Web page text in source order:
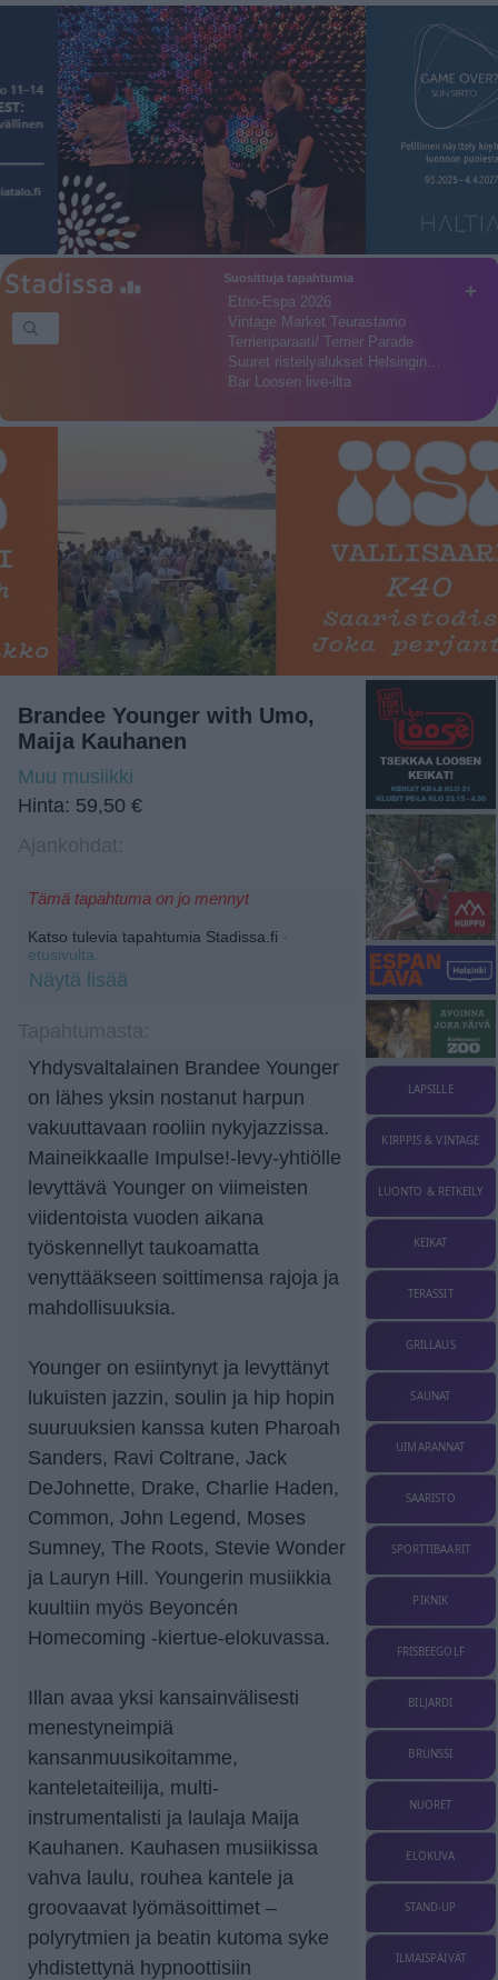
+
Suosittuja tapahtumia
Etno-Espa 2026
Vintage Market Teurastamo
Terrieriparaati/ Terrier Parade
Suuret risteilyalukset Helsingin…
Bar Loosen live-ilta
Brandee Younger with Umo,
Maija Kauhanen
Muu musiikki
Hinta: 59,50 €
Tämä tapahtuma on jo mennyt
Katso tulevia tapahtumia Stadissa.fi -
etusivulta.
Näytä lisää
Yhdysvaltalainen Brandee Younger
on lähes yksin nostanut harpun
vakuuttavaan rooliin nykyjazzissa.
Maineikkaalle Impulse!-levy-yhtiölle
levyttävä Younger on viimeisten
viidentoista vuoden aikana
työskennellyt taukoamatta
venyttääkseen soittimensa rajoja ja
mahdollisuuksia.
Younger on esiintynyt ja levyttänyt
lukuisten jazzin, soulin ja hip hopin
suuruuksien kanssa kuten Pharoah
Sanders, Ravi Coltrane, Jack
DeJohnette, Drake, Charlie Haden,
Common, John Legend, Moses
Sumney, The Roots, Stevie Wonder
ja Lauryn Hill. Youngerin musiikkia
kuultiin myös Beyoncén
Homecoming -kiertue-elokuvassa.
Illan avaa yksi kansainvälisesti
menestyneimpiä
kansanmuusikoitamme,
kanteletaiteilija, multi-
instrumentalisti ja laulaja Maija
Kauhanen. Kauhasen musiikissa
vahva laulu, rouhea kantele ja
groovaavat lyömäsoittimet –
polyrytmien ja beatin kutoma syke
yhdistettynä hypnoottisiin
LAPSILLE
KIRPPIS & VINTAGE
LUONTO & RETKEILY
KEIKAT
TERASSIT
GRILLAUS
SAUNAT
UIMARANNAT
SAARISTO
SPORTTIBAARIT
PIKNIK
FRISBEEGOLF
BILJARDI
BRUNSSI
NUORET
ELOKUVA
STAND-UP
ILMAISPÄIVÄT